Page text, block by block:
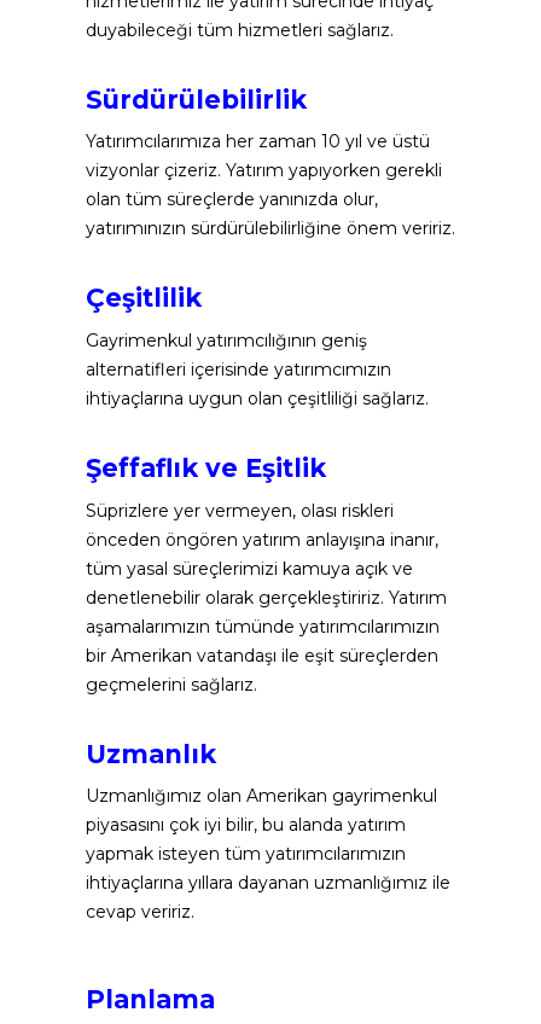
duyabileceği tüm hizmetleri sağlarız.
Sürdürülebilirlik
Yatırımcılarımıza her zaman 10 yıl ve üstü
vizyonlar çizeriz. Yatırım yapıyorken gerekli
olan tüm süreçlerde yanınızda olur,
yatırımınızın sürdürülebilirliğine önem veririz.
Çeşitlilik
Gayrimenkul yatırımcılığının geniş
alternatifleri içerisinde yatırımcımızın
ihtiyaçlarına uygun olan çeşitliliği sağlarız.
Şeffaflık ve Eşitlik
Süprizlere yer vermeyen, olası riskleri
önceden öngören yatırım anlayışına inanır,
tüm yasal süreçlerimizi kamuya açık ve
denetlenebilir olarak gerçekleştiririz. Yatırım
aşamalarımızın tümünde yatırımcılarımızın
bir Amerikan vatandaşı ile eşit süreçlerden
geçmelerini sağlarız.
Uzmanlık
Uzmanlığımız olan Amerikan gayrimenkul
piyasasını çok iyi bilir, bu alanda yatırım
yapmak isteyen tüm yatırımcılarımızın
ihtiyaçlarına yıllara dayanan uzmanlığımız ile
cevap veririz.
Planlama